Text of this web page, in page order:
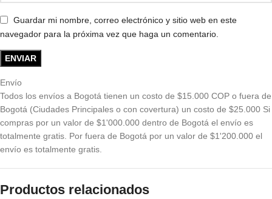
Guardar mi nombre, correo electrónico y sitio web en este
navegador para la próxima vez que haga un comentario.
Envío
Todos los envíos a Bogotá tienen un costo de $15.000 COP o fuera de
Bogotá (Ciudades Principales o con covertura) un costo de $25.000 Si
compras por un valor de $1'000.000 dentro de Bogotá el envío es
totalmente gratis. Por fuera de Bogotá por un valor de $1'200.000 el
envío es totalmente gratis.
Productos relacionados